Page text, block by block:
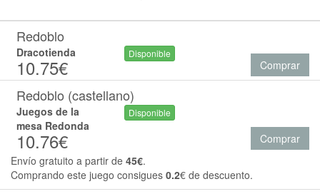
Redoblo
Dracotienda
10.75€
Disponible
Comprar
Redoblo (castellano)
Juegos de la
mesa Redonda
10.76€
Disponible
Comprar
Envío gratuito a partir de 45€.
Comprando este juego consigues 0.2€ de descuento.